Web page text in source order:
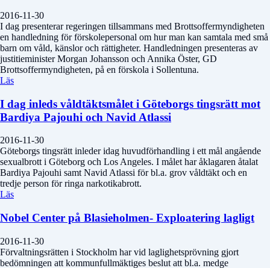
2016-11-30
I dag presenterar regeringen tillsammans med Brottsoffermyndigheten
en handledning för förskolepersonal om hur man kan samtala med små
barn om våld, känslor och rättigheter. Handledningen presenteras av
justitieminister Morgan Johansson och Annika Öster, GD
Brottsoffermyndigheten, på en förskola i Sollentuna.
Läs
I dag inleds våldtäktsmålet i Göteborgs tingsrätt mot
Bardiya Pajouhi och Navid Atlassi
2016-11-30
Göteborgs tingsrätt inleder idag huvudförhandling i ett mål angående
sexualbrott i Göteborg och Los Angeles. I målet har åklagaren åtalat
Bardiya Pajouhi samt Navid Atlassi för bl.a. grov våldtäkt och en
tredje person för ringa narkotikabrott.
Läs
Nobel Center på Blasieholmen- Exploatering lagligt
2016-11-30
Förvaltningsrätten i Stockholm har vid laglighetsprövning gjort
bedömningen att kommunfullmäktiges beslut att bl.a. medge